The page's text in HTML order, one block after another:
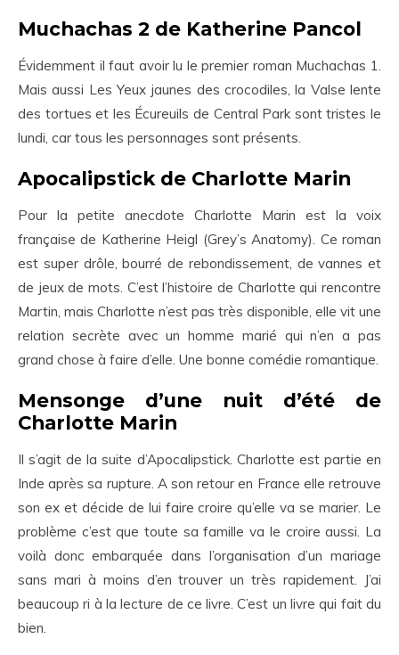
Muchachas 2 de Katherine Pancol
Évidemment il faut avoir lu le premier roman Muchachas 1.
Mais aussi Les Yeux jaunes des crocodiles, la Valse lente
des tortues et les Écureuils de Central Park sont tristes le
lundi, car tous les personnages sont présents.
Apocalipstick de Charlotte Marin
Pour la petite anecdote Charlotte Marin est la voix
française de Katherine Heigl (Grey’s Anatomy). Ce roman
est super drôle, bourré de rebondissement, de vannes et
de jeux de mots. C’est l’histoire de Charlotte qui rencontre
Martin, mais Charlotte n’est pas très disponible, elle vit une
relation secrète avec un homme marié qui n’en a pas
grand chose à faire d’elle. Une bonne comédie romantique.
Mensonge d’une nuit d’été de
Charlotte Marin
Il s’agit de la suite d’Apocalipstick. Charlotte est partie en
Inde après sa rupture. A son retour en France elle retrouve
son ex et décide de lui faire croire qu’elle va se marier. Le
problème c’est que toute sa famille va le croire aussi. La
voilà donc embarquée dans l’organisation d’un mariage
sans mari à moins d’en trouver un très rapidement. J’ai
beaucoup ri à la lecture de ce livre. C’est un livre qui fait du
bien.